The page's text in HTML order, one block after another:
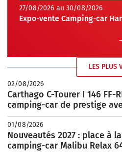
27/08/2026 au 30/08/2026
Expo-vente Camping-car
LES PLUS
02/08/2026
Carthago C-Tourer I 146 FF-
camping-car de prestige
01/08/2026
Nouveautés 2027 : place à
camping-car Malibu Relax